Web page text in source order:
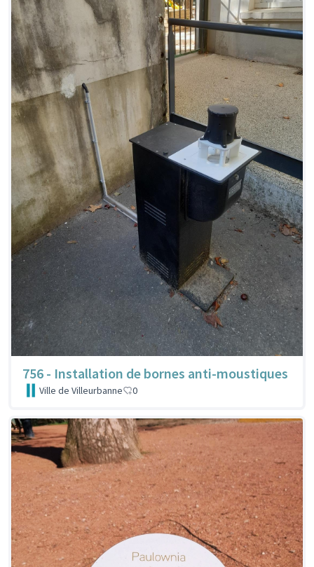
756 - Installation de bornes anti-moustiques
Ville de Villeurbanne 0